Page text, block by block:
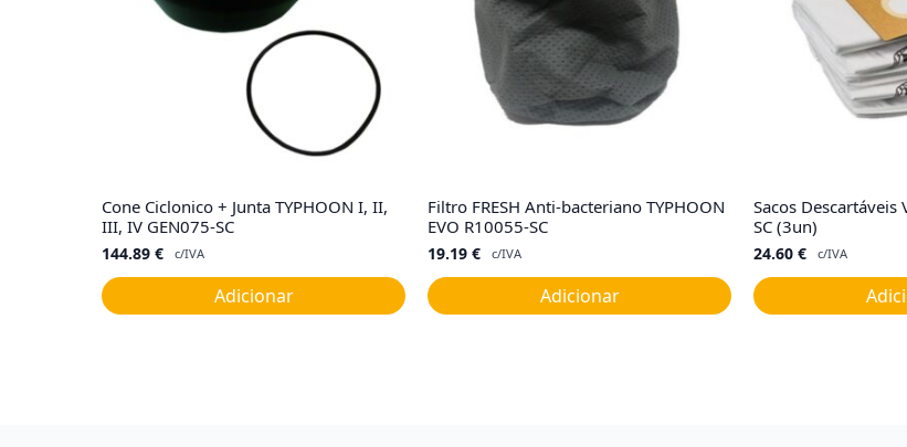
Cone Ciclonico + Junta TYPHOON I, II,
III, IV GEN075-SC
144.89 € c/IVA
Adicionar
Filtro FRESH Anti-bacteriano TYPHOON
EVO R10055-SC
19.19 € c/IVA
Adicionar
Sacos Descartáveis
SC (3un)
24.60 € c/IVA